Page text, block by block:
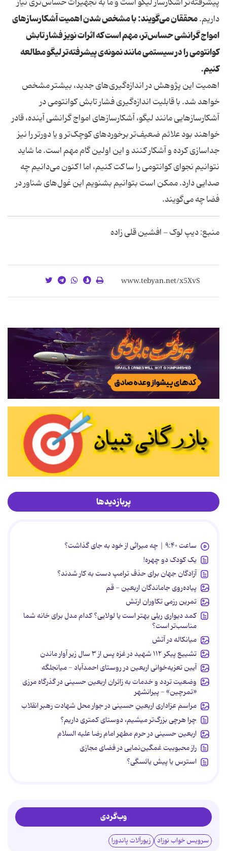
پیشرفته‌تر آشکارساز لیگو است و ما به تجهیزات حساس‌تری نیاز
داریم.محققان می‌گویند: با مشخص شدن اهمیت آشکارسازهای
امواج گرانشی حساس‌تر، مهم است که اثرات نویز فشار تابش
کوانتومی را در سیستمی مانند نمونه‌ی پیشرفته‌تر لیگو مطالعه
کنیم.
اهمیت این پژوهش در اندازه‌گیری‌های جدید، بیشتر مشخص
خواهد شد. با قابلیت اندازه‌گیری فشار تابش کوانتومی در
آشکارسازهایی مانند لیگو، آشکارسازهای امواج گرانشی آینده، قادر
خواهند بود علائم ضعیف‌تر برخوردهای کوچک‌تر و یا دورتر را نیز
جداسازی کرده و آشکار کنند و این اولین گام مهم است. ما شاید
نتوانیم نجوای کوانتومی را ساکت کنیم، اما اکنون می‌دانیم چه
صدایی دارد. ممکن است بتوانیم بشنویم این غول‌های شناور در
فضا چه می‌گویند.
منبع: دیپ لوک - افشین قلی زاده
پربازدیدها
ساعت ۹:۴۰ | چه میراثی از خود به جای گذاشت؟
یک کودک دو چهره!
آزادگان جهان برای حذف ترامپ دست به کار شدند؟
پیاده‌روی جاماندگان اربعین - قم
تمرین رزمی تکاوران ارتش
کمد دیواری ریلی بهتر است یا لولایی؟ کدام مدل برای خانه شما
مناسب‌تر است؟
میانکاله در آتش
تشییع پیکر ۱۱۲ شهید در غزه پس از ۳ سال زیر آوار ماندن
آیین تعزیه‌خوانی اربعین در روستای احمدآباد - میانجلگه
وضعیت تردد و خدمات به زائران اربعین حسینی در گذرگاه مرزی
«تمرچین» - پیرانشهر
مراسم عزاداری اربعینِ حسینی در جوار محل شهادت رهبر انقلاب
چرا هرچی بزرگ‌تر میشیم، دوستای کمتری داریم؟
اربعین حسینی در حرم مطهر امام رضا علیه السلام
راز محبوبیت غمگین‌نمایی در فضای مجازی
استرس یا پیش یائسگی؟
وب‌گردی
سرویس خواب نوزاد زیورآلات پاندورا